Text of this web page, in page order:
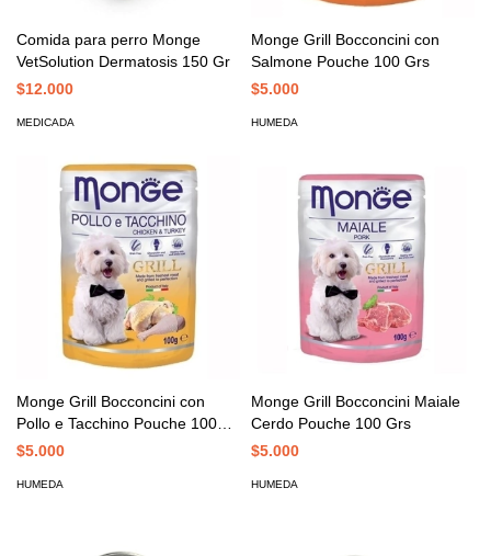
Comida para perro Monge
VetSolution Dermatosis 150 Gr
$12.000
MEDICADA
Monge Grill Bocconcini con
Salmone Pouche 100 Grs
$5.000
HUMEDA
Monge Grill Bocconcini con
Pollo e Tacchino Pouche 100
Grs
$5.000
HUMEDA
Monge Grill Bocconcini Maiale
Cerdo Pouche 100 Grs
$5.000
HUMEDA